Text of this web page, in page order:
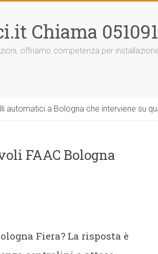
Chiama
offriamo competenza per
a Bologna che interviene su
FAAC Bologna
Fiera? La risposta è